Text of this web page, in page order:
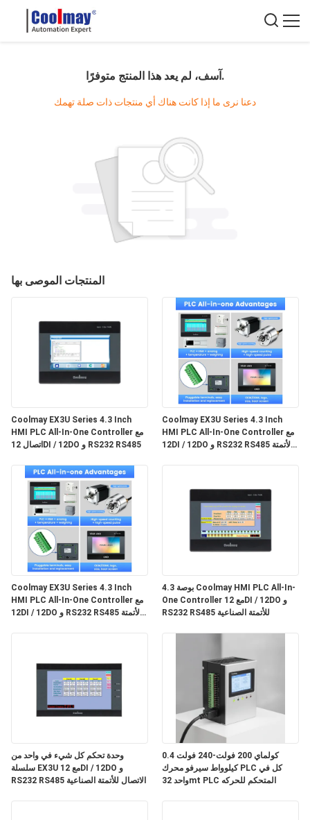
آسف، لم يعد هذا المنتج متوفرًا.
دعنا نرى ما إذا كانت هناك أي منتجات ذات صلة تهمك
المنتجات الموصى بها
Coolmay EX3U Series 4.3 Inch
HMI PLC All-In-One Controller مع
اتصال 12DI / 12DO و RS232 RS485
Coolmay EX3U Series 4.3 Inch
HMI PLC All-In-One Controller مع
12DI / 12DO و RS232 RS485 لأتمتة
Coolmay EX3U Series 4.3 Inch
HMI PLC All-In-One Controller مع
12DI / 12DO و RS232 RS485 لأتمتة
4.3 بوصة Coolmay HMI PLC All-In-
One Controller مع 12DI / 12DO و
RS232 RS485 للأتمتة الصناعية
وحدة تحكم كل شيء في واحد من
سلسلة EX3U مع 12DI / 12DO و
RS232 RS485 الاتصال للأتمتة الصناعية
كولماي 200 فولت-240 فولت 0.4
كيلوواط سيرفو محرك PLC كل في
واحد 32mt PLC المتحكم للحركه